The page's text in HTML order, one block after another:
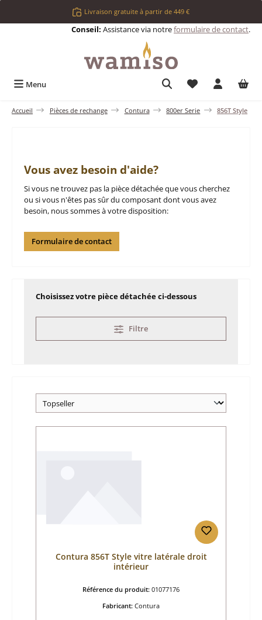
Passer au contenu principalLivraison gratuite à partir de 449 €
Conseil: Assistance via notreformulaire de contact.
Menu Vous avez 0
Accueil Pièces de rechange Contura 800er Serie 856T Style
Vous avez besoin d'aide?
Si vous ne trouvez pas la pièce détachée que vous cherchez
ou si vous n'êtes pas sûr du composant dont vous avez
besoin, nous sommes à votre disposition:
Formulaire de contact
Choisissez votre pièce détachée ci-dessous
Filtre
Contura 856T Style vitre latérale droit
intérieur
Référence du produit: 01077176
Fabricant: Contura